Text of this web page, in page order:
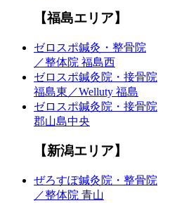
【福島エリア】
ゼロスポ鍼灸・整骨院
／整体院 福島西
ゼロスポ鍼灸院・接骨院
福島東／Welluty 福島
ゼロスポ鍼灸院・接骨院
郡山島中央
【新潟エリア】
ぜろすぽ鍼灸院・整骨院
／整体院 青山